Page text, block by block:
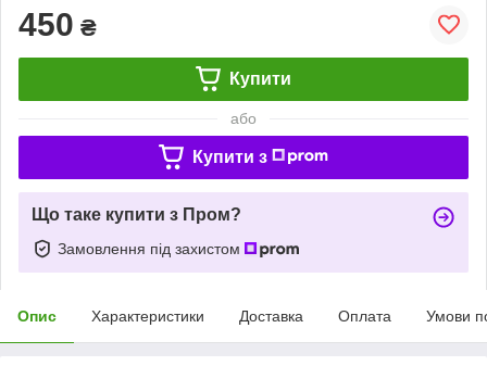
450 ₴
Купити
або
Купити з
Що таке купити з Пром?
Замовлення під захистом
Опис Характеристики Доставка Оплата Умови